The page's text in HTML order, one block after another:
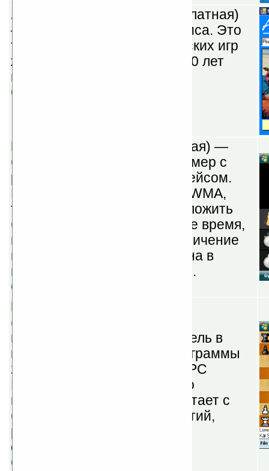
Adventure PDA v1.18
(бесплатная)
— игра в стиле Скотта Адамса. Это
текстовая версия классических игр
жанра, популярного около 30 лет
назад.
Скачать
Fizz Alarms v1.0
(шареварная) —
будильник, таймер, секундомер с
русским, приятным интерфейсом.
Поддерживает MP3, WAV и WMA,
также есть возможность отложить
будильник на установленное время,
поддерживает плавное увеличение
громкости, программа удобна в
настраивании и управлении.
Скачать
PocketGrandmaster v4.1
(шареварная) — «сильные»
шахматы для КПК. Победитель в
номинации Шахматные программы
2008 года по версии PocketPC
Magazine. Имеет множество
настроек уровня игры, работает с
базами данных, анализ партий,
решение шахматных задач,
обучения игре.
Скачать